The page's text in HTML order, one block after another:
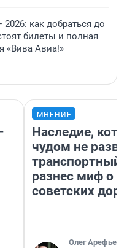
как добраться до
билеты и полная
«Вива Авиа!»
МНЕНИЕ
Наследие,
чудом не
транспортный
разнес миф о
советских
Олег Арефьев